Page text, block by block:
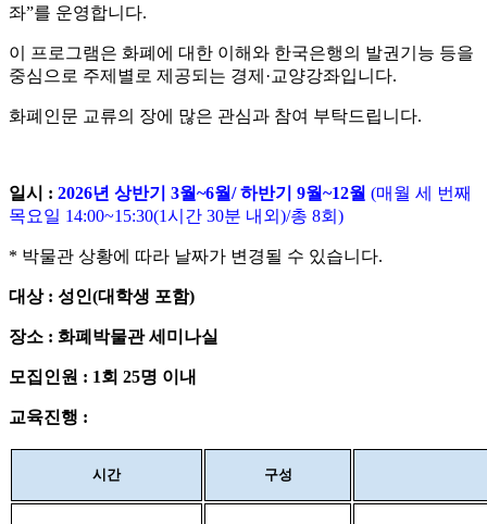
좌”를 운영합니다.
이 프로그램은 화폐에 대한 이해와 한국은행의 발권기능 등을
중심으로 주제별로 제공되는 경제·교양강좌입니다.
화폐인문 교류의 장에 많은 관심과 참여 부탁드립니다.
일시 : 2026년 상반기 3월~6월/하반기 9월~12월 (매월 세 번째
목요일 14:00~15:30(1시간 30분 내외 )/총 8회 )
* 박물관 상황에 따라 날짜가 변경될 수 있습니다.
대상 : 성인(대학생 포함)
장소 : 화폐박물관 세미나실
모집인원 : 1회 25명 이내
교육진행 :
시간 구성